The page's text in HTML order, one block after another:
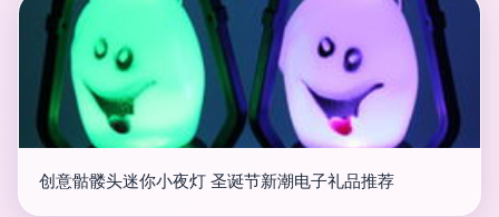
创意骷髅头迷你小夜灯 圣诞节新潮电子礼品推荐